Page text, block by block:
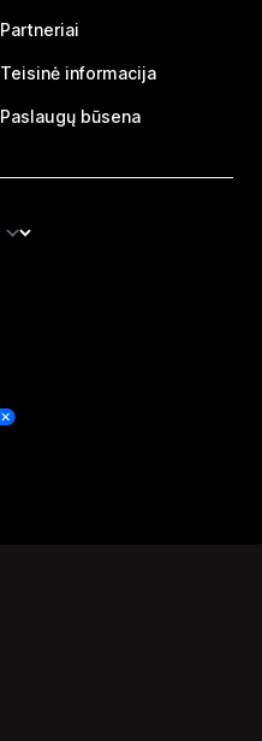
Partneriai
Teisinė informacija
Paslaugų būsena